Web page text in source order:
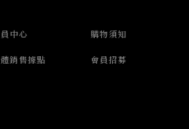
中心 購物須知
銷售據點 會員招募